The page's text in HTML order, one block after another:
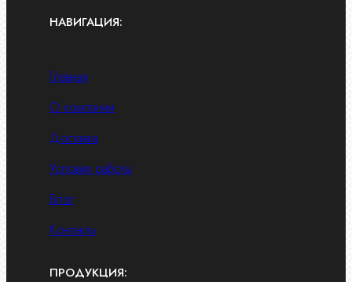
НАВИГАЦИЯ:
Главная
О компании
Доставка
Условия работы
Блог
Контакты
ПРОДУКЦИЯ: